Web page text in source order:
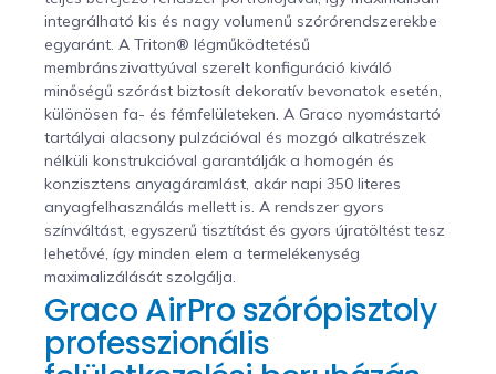
integrálható kis és nagy volumenű szórórendszerekbe
egyaránt. A Triton® légműködtetésű
membránszivattyúval szerelt konfiguráció kiváló
minőségű szórást biztosít dekoratív bevonatok esetén,
különösen fa- és fémfelületeken. A Graco nyomástartó
tartályai alacsony pulzációval és mozgó alkatrészek
nélküli konstrukcióval garantálják a homogén és
konzisztens anyagáramlást, akár napi 350 literes
anyagfelhasználás mellett is. A rendszer gyors
színváltást, egyszerű tisztítást és gyors újratöltést tesz
lehetővé, így minden elem a termelékenység
maximalizálását szolgálja.
Graco AirPro szórópisztoly
professzionális